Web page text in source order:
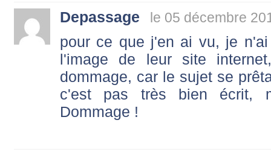
Depassage le 05 décembre
pour ce que j'en ai vu, je
l'image de leur site
dommage, car le sujet se
c'est pas très bien écrit,
Dommage !